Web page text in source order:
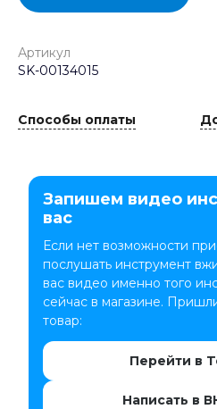
Артикул
SK-00134015
Способы оплаты
Запишем видео
вас
Если нет возможности
послушать инструмент
вас видео именно того
сейчас в магазине.
товар:
Перейти в
Написать в